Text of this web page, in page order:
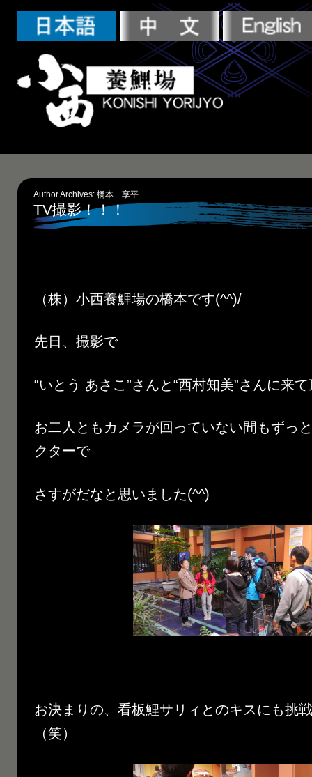
Author Archives: 橋本 享平
TV撮影！！！
（株）小西養鯉場の橋本です(^^)/
先日、撮影で
“いとう あさこ”さんと“西村知美”さんに来
お二人ともカメラが回っていない間もずっ
クターで
さすがだなと思いました(^^)
お決まりの、看板鯉サリィとのキスにも挑
（笑）